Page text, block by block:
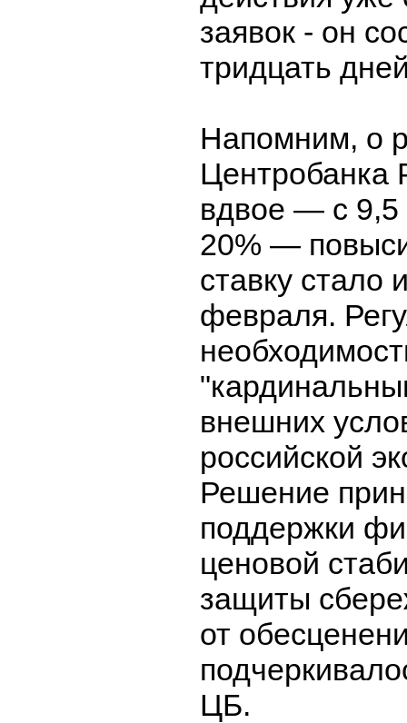
заявок - он
тридцать
Напомним, о
Центробанка
вдвое — с 9,5
20% —
ставку стало
февраля.
внешних
российской
Решение
поддержки
ценовой
защиты
от
ЦБ.